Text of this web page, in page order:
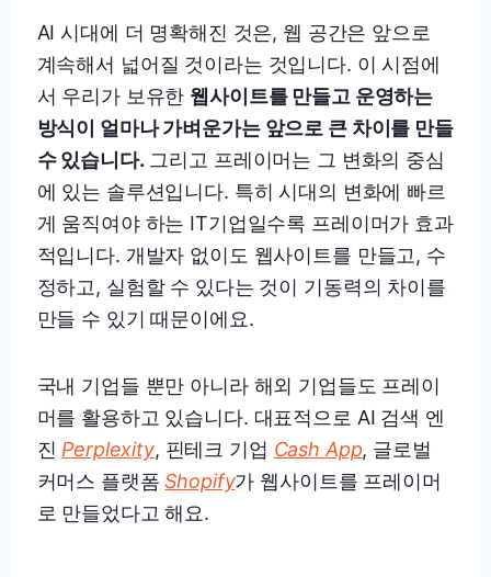
AI 시대에 더 명확해진 것은, 웹 공간은 앞으로
계속해서 넓어질 것이라는 것입니다. 이 시점에
서 우리가 보유한 웹사이트를 만들고 운영하는
방식이 얼마나 가벼운가는 앞으로 큰 차이를 만들
수 있습니다. 그리고 프레이머는 그 변화의 중심
에 있는 솔루션입니다. 특히 시대의 변화에 빠르
게 움직여야 하는 IT기업일수록 프레이머가 효과
적입니다. 개발자 없이도 웹사이트를 만들고, 수
정하고, 실험할 수 있다는 것이 기동력의 차이를
만들 수 있기 때문이에요.
국내 기업들 뿐만 아니라 해외 기업들도 프레이
머를 활용하고 있습니다. 대표적으로 AI 검색 엔
진 Perplexity, 핀테크 기업 Cash App, 글로벌
커머스 플랫폼Shopify가 웹사이트를 프레이머
로 만들었다고 해요.